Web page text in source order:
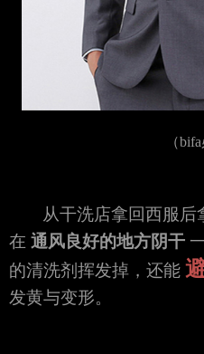
（
从干洗店拿回西服
在 通风良好的地方阴干
的清洗剂挥发掉，还能
发黄与变形。